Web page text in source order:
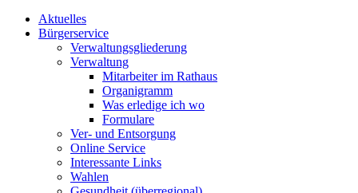
Aktuelles
Bürgerservice
Verwaltungsgliederung
Verwaltung
Mitarbeiter im Rathaus
Organigramm
Was erledige ich wo
Formulare
Ver- und Entsorgung
Online Service
Interessante Links
Wahlen